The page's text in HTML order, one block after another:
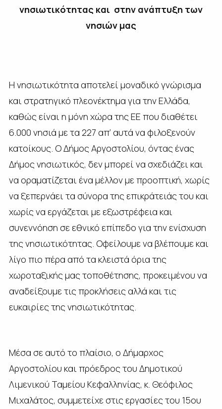
νησιωτικότητας και στην ανάπτυξη των
νησιών μας
Η νησιωτικότητα αποτελεί μοναδικό γνώρισμα
και στρατηγικό πλεονέκτημα για την Ελλάδα,
καθώς είναι η μόνη χώρα της ΕΕ που διαθέτει
6.000 νησιά με τα 227 απ’ αυτά να φιλοξενούν
κατοίκους. Ο Δήμος Αργοστολίου, όντας ένας
Δήμος νησιωτικός, δεν μπορεί να σχεδιάζει και
να οραματίζεται ένα μέλλον με προοπτική, χωρίς
να ξεπερνάει τα σύνορα της επικράτειάς του και
χωρίς να εργάζεται με εξωστρέφεια και
συνεννόηση σε εθνικό επίπεδο για την ενίσχυση
της νησιωτικότητας. Οφείλουμε να βλέπουμε και
λίγο πιο πέρα από τα κλειστά όρια της
χωροταξικής μας τοποθέτησης, προκειμένου να
αναδείξουμε τις προκλήσεις αλλά και τις
ευκαιρίες της νησιωτικότητας.
Μέσα σε αυτό το πλαίσιο, ο Δήμαρχος
Αργοστολίου και πρόεδρος του Δημοτικού
Λιμενικού Ταμείου Κεφαλληνίας, κ. Θεόφιλος
Μιχαλάτος, συμμετείχε στις εργασίες του 15ου